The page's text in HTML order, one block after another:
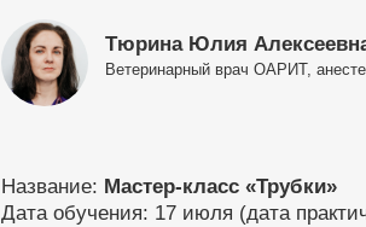
Тюрина Юлия
Ветеринарный врач ОАРИТ,
Название: Мастер-класс «Трубки»
Дата обучения: 17 июля (дата